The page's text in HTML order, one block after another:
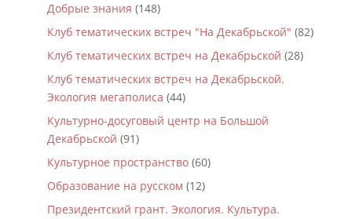
Добрые знания (148)
Клуб тематических встреч "На Декабрьской" (82)
Клуб тематических встреч на Декабрьской (28)
Клуб тематических встреч на Декабрьской.
Экология мегаполиса (44)
Культурно-досуговый центр на Большой
Декабрьской (91)
Культурное пространство(60)
Образование на русском (12)
Президентский грант. Экология. Культура.